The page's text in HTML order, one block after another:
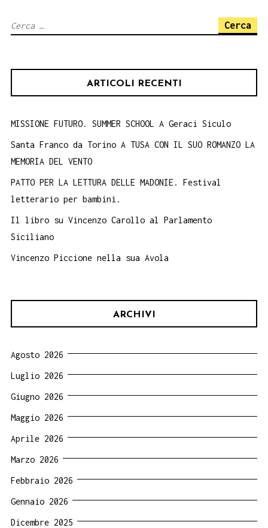
MEDI
DI
VIRGADAULA,
25
Ricerca
ARTICOLI RECENTI
MISSIONE FUTURO. SUMMER SCHOOL A Geraci Siculo
Santa Franco da Torino A TUSA CON IL SUO ROMANZO LA
MEMORIA DEL VENTO
PATTO PER LA LETTURA DELLE MADONIE. Festival
letterario per bambini.
Il libro su Vincenzo Carollo al Parlamento
Siciliano
Vincenzo Piccione nella sua Avola
ARCHIVI
Agosto 2026
Luglio 2026
Giugno 2026
Maggio 2026
Aprile 2026
Marzo 2026
Febbraio 2026
Gennaio 2026
Dicembre 2025